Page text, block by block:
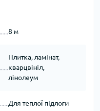
8 м
Плитка, ламінат,
кварцвініл,
лінолеум
Для теплої підлоги